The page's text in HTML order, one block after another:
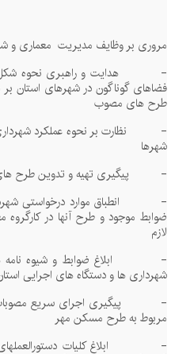
مروری بر وظایف مدیریت معماری و
-هدایت و راهبری نحوه
فضاهای گوناگون در شهرهای استان
طرح های مصوب
- نظارت بر نحوه عملکرد
شهرها
- پیگیری تهیه و تدوین طرح
- انطباق موارد درخواستی
ضوابط موجود و طرح آنها در
لازم
- ابلاغ ضوابط و شیوه
شهرداری ها و دستگاه های اجرایی
- پیگیری اجرای سریع
مربوط به طرح مسکن مهر
- ابلاغ کلیات